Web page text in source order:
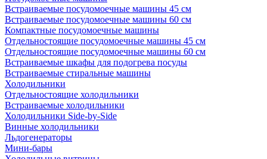
Встраиваемые посудомоечные машины 45 см
Встраиваемые посудомоечные машины 60 см
Компактные посудомоечные машины
Отдельностоящие посудомоечные машины 45 см
Отдельностоящие посудомоечные машины 60 см
Встраиваемые шкафы для подогрева посуды
Встраиваемые стиральные машины
Холодильники
Отдельностоящие холодильники
Встраиваемые холодильники
Холодильники Side-by-Side
Винные холодильники
Льдогенераторы
Мини-бары